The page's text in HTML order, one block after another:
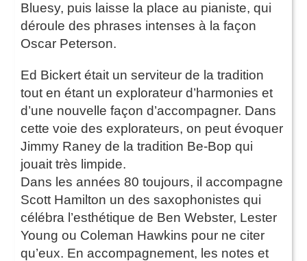
Bluesy, puis laisse la place au pianiste, qui
déroule des phrases intenses à la façon
Oscar Peterson.
Ed Bickert était un serviteur de la tradition
tout en étant un explorateur d’harmonies et
d’une nouvelle façon d’accompagner. Dans
cette voie des explorateurs, on peut évoquer
Jimmy Raney de la tradition Be-Bop qui
jouait très limpide.
Dans les années 80 toujours, il accompagne
Scott Hamilton un des saxophonistes qui
célébra l’esthétique de Ben Webster, Lester
Young ou Coleman Hawkins pour ne citer
qu’eux. En accompagnement, les notes et